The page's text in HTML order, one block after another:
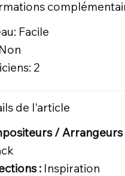
Facile
2
de l'article
/ Arrangeurs
:Inspiration